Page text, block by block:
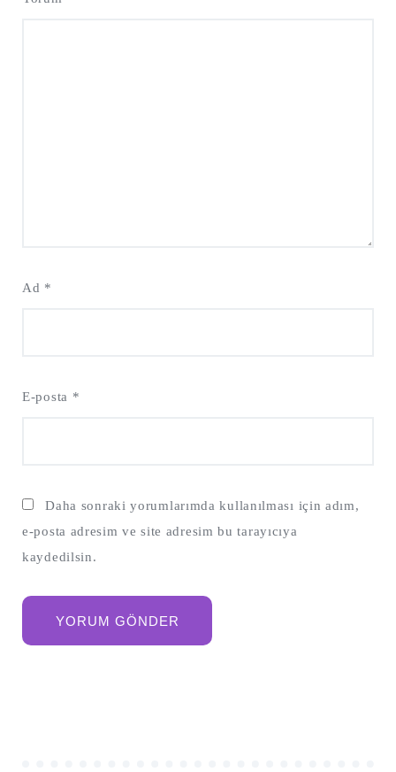
Ad *
E-posta *
Daha sonraki yorumlarımda kullanılması için adım,
e-posta adresim ve site adresim bu tarayıcıya
kaydedilsin.